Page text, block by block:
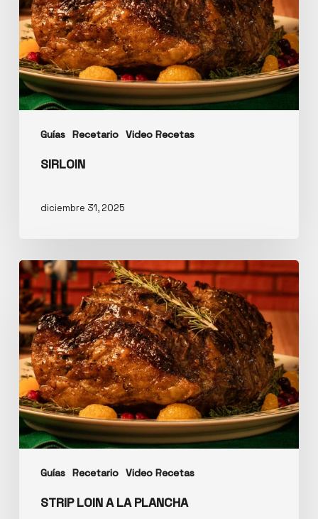
Guías Recetario Video Recetas
SIRLOIN
diciembre 31, 2025
Guías Recetario Video Recetas
STRIP LOIN A LA PLANCHA